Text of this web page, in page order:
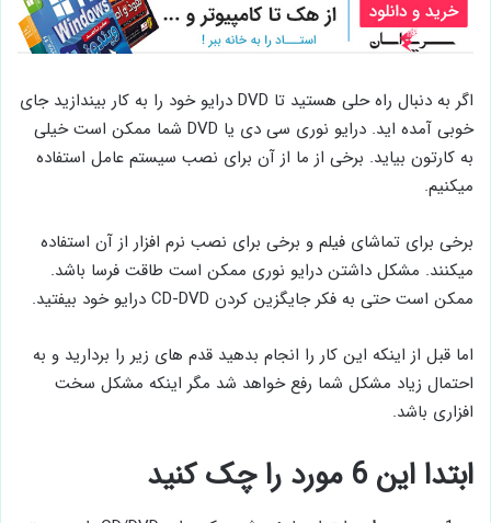
اگر به دنبال راه حلی هستید تا DVD درایو خود را به کار بیندازید جای
خوبی آمده اید. درایو نوری سی دی یا DVD شما ممکن است خیلی
به کارتون بیاید. برخی از ما از آن برای نصب سیستم عامل استفاده
میکنیم.
برخی برای تماشای فیلم و برخی برای نصب نرم افزار از آن استفاده
میکنند. مشکل داشتن درایو نوری ممکن است طاقت فرسا باشد.
ممکن است حتی به فکر جایگزین کردن CD-DVD درایو خود بیفتید.
اما قبل از اینکه این کار را انجام بدهید قدم های زیر را بردارید و به
احتمال زیاد مشکل شما رفع خواهد شد مگر اینکه مشکل سخت
افزاری باشد.
ابتدا این 6 مورد را چک کنید